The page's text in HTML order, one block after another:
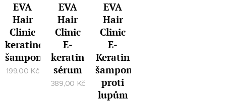
EVA
Hair
Clinic
keratinový
šampon
199,00 Kč
EVA
Hair
Clinic
E-
keratin
sérum
389,00 Kč
EVA
Hair
Clinic
E-
Keratin
šampon
proti
lupům